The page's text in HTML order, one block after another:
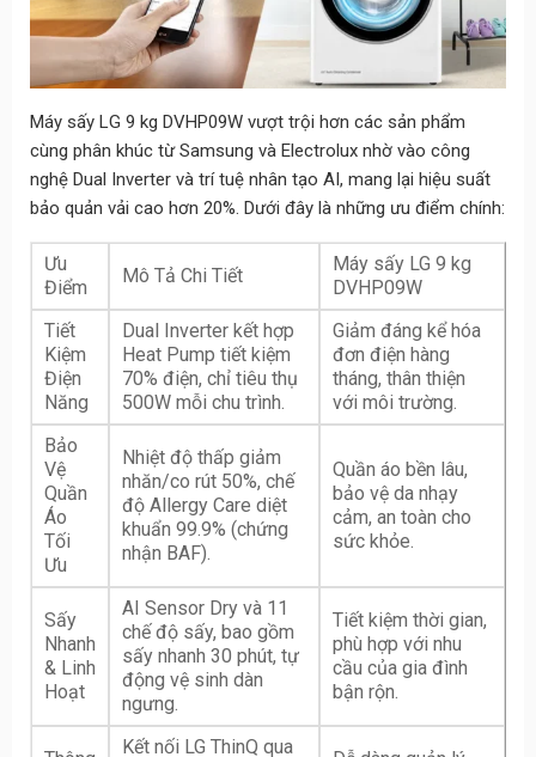
Máy sấy LG 9 kg DVHP09W vượt trội hơn các sản phẩm
cùng phân khúc từ Samsung và Electrolux nhờ vào công
nghệ Dual Inverter và trí tuệ nhân tạo AI, mang lại hiệu suất
bảo quản vải cao hơn 20%. Dưới đây là những ưu điểm chính:
Ưu
Điểm
Mô Tả Chi Tiết
Máy sấy LG 9 kg
DVHP09W
Tiết
Kiệm
Điện
Năng
Dual Inverter kết hợp
Heat Pump tiết kiệm
70% điện, chỉ tiêu thụ
500W mỗi chu trình.
Giảm đáng kể hóa
đơn điện hàng
tháng, thân thiện
với môi trường.
Bảo
Vệ
Quần
Áo
Tối
Ưu
Nhiệt độ thấp giảm
nhăn/co rút 50%, chế
độ Allergy Care diệt
khuẩn 99.9% (chứng
nhận BAF).
Quần áo bền lâu,
bảo vệ da nhạy
cảm, an toàn cho
sức khỏe.
Sấy
Nhanh
& Linh
Hoạt
AI Sensor Dry và 11
chế độ sấy, bao gồm
sấy nhanh 30 phút, tự
động vệ sinh dàn
ngưng.
Tiết kiệm thời gian,
phù hợp với nhu
cầu của gia đình
bận rộn.
Kết nối LG ThinQ qua